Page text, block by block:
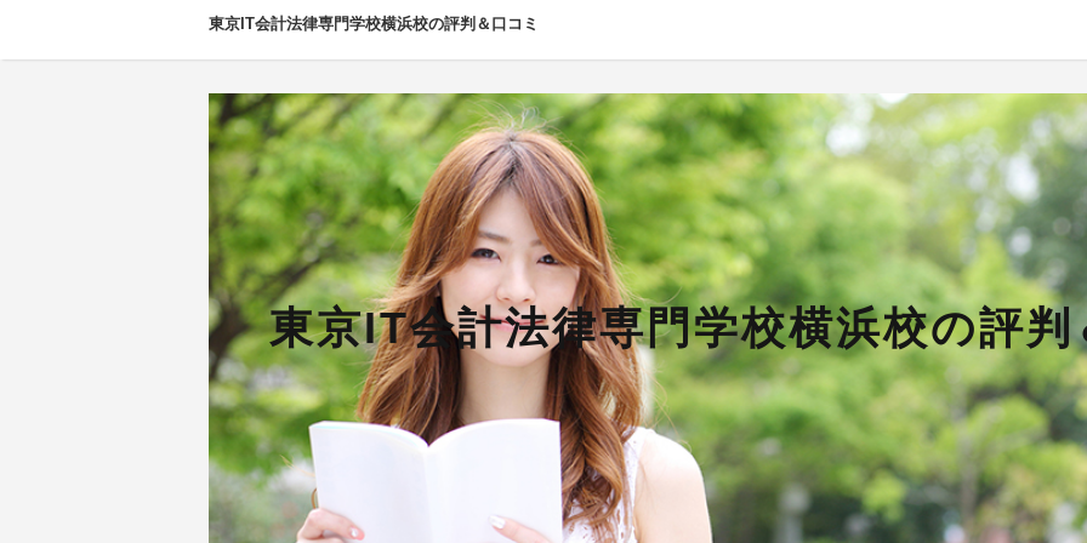
東京IT会計法律専門学校横浜校の評判＆口コミ
東京IT会計法律専門学校横浜校の評